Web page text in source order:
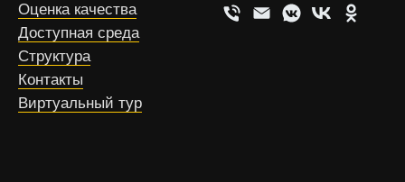
Оценка качества
Доступная среда
Структура
Контакты
Виртуальный тур